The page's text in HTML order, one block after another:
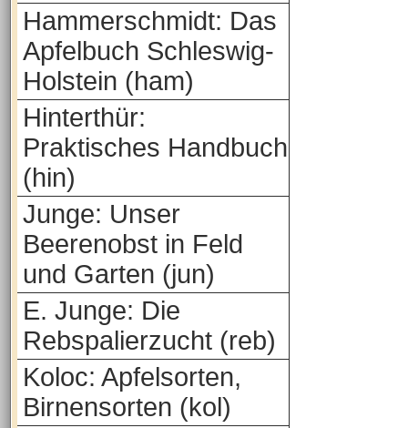
Hammerschmidt: Das
Apfelbuch Schleswig-
Holstein (ham)
Hinterthür:
Praktisches Handbuch
(hin)
Junge: Unser
Beerenobst in Feld
und Garten (jun)
E. Junge: Die
Rebspalierzucht (reb)
Koloc: Apfelsorten,
Birnensorten (kol)